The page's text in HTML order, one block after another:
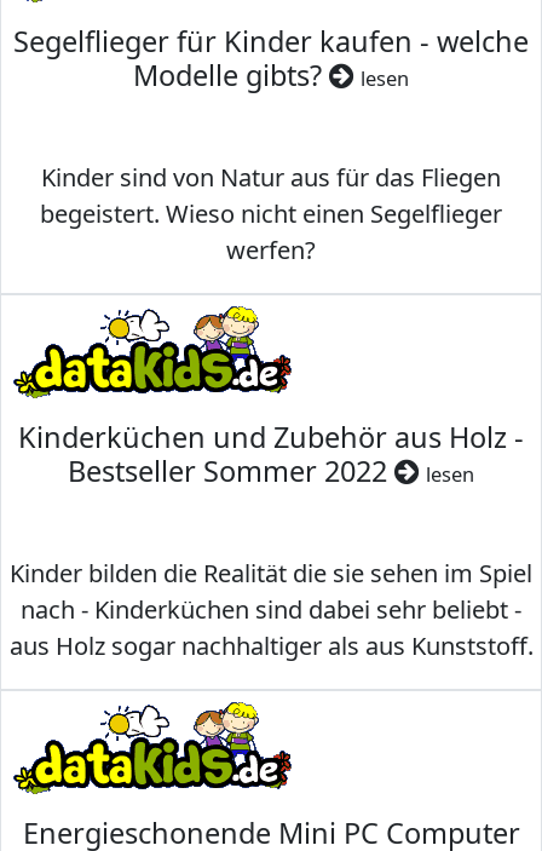
Segelflieger für Kinder kaufen - welche
Modelle gibts?
lesen
Kinder sind von Natur aus für das Fliegen
begeistert. Wieso nicht einen Segelflieger
werfen?
Kinderküchen und Zubehör aus Holz -
Bestseller Sommer 2022
lesen
Kinder bilden die Realität die sie sehen im Spiel
nach - Kinderküchen sind dabei sehr beliebt -
aus Holz sogar nachhaltiger als aus Kunststoff.
Energieschonende Mini PC Computer